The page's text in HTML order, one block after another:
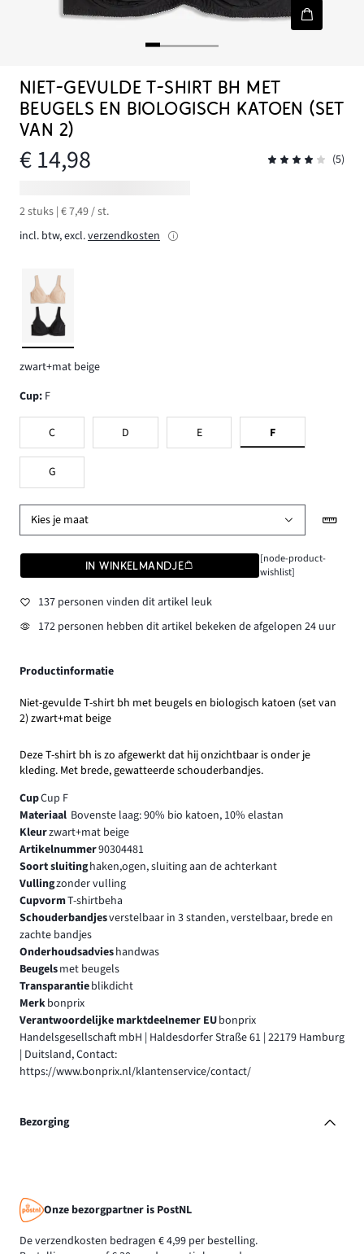
NIET-GEVULDE T-SHIRT BH MET
BEUGELS EN BIOLOGISCH KATOEN (SET
VAN 2)
€ 14,98 (5)
2 stuks | € 7,49 / st.
incl. btw, excl.verzendkosten
zwart+mat beige
Cup: F
C D E F
G
Kies je maat
IN WINKELMANDJE
[node-product-
wishlist]
137 personen vinden dit artikel leuk
172 personen hebben dit artikel bekeken de afgelopen 24 uur
Productinformatie
Niet-gevulde T-shirt bh met beugels en biologisch katoen (set van
2) zwart+mat beige
Deze T-shirt bh is zo afgewerkt dat hij onzichtbaar is onder je
kleding. Met brede, gewatteerde schouderbandjes.
CupCup F
Materiaal Bovenste laag: 90% bio katoen, 10% elastan
Kleurzwart+mat beige
Artikelnummer90304481
Soort sluitinghaken,ogen, sluiting aan de achterkant
Vullingzonder vulling
CupvormT-shirtbeha
Schouderbandjesverstelbaar in 3 standen, verstelbaar, brede en
zachte bandjes
Onderhoudsadvieshandwas
Beugelsmet beugels
Transparantieblikdicht
Merkbonprix
Verantwoordelijke marktdeelnemer EUbonprix
Handelsgesellschaft mbH | Haldesdorfer Straße 61 | 22179 Hamburg
| Duitsland, Contact:
https://www.bonprix.nl/klantenservice/contact/
Bezorging
Onze bezorgpartner is PostNL
De verzendkosten bedragen € 4,99 per bestelling.